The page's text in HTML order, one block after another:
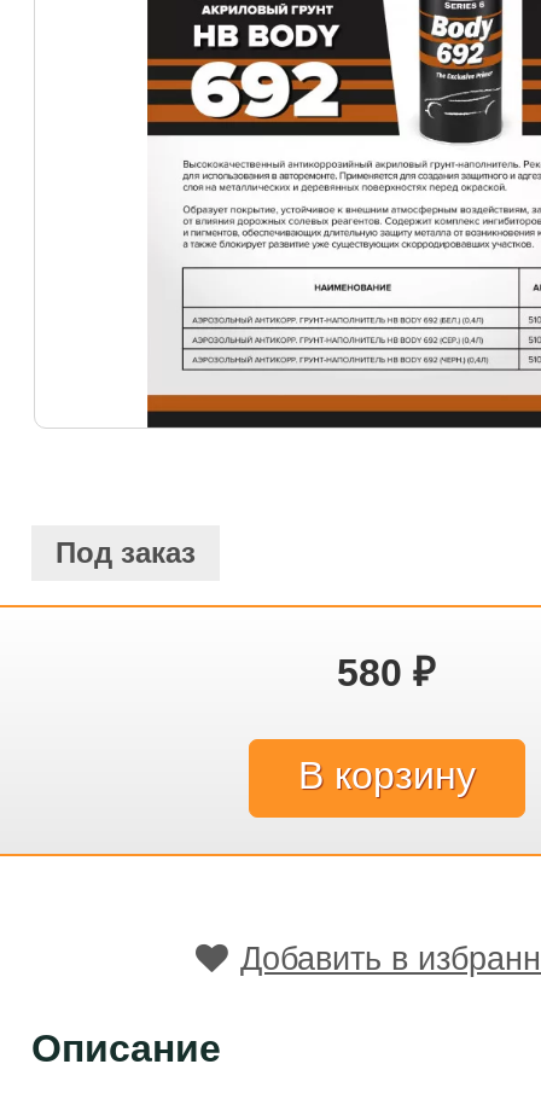
Под заказ
580 ₽
Добавить в
Описание